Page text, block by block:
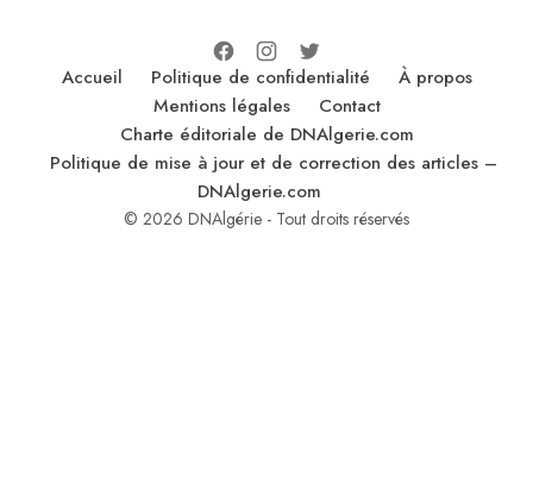
Accueil Politique de confidentialité
À propos
Mentions légales
Contact
Charte éditoriale de DNAlgerie.com
Politique de mise à jour et de correction des articles –
DNAlgerie.com
© 2026 DNAlgérie - Tout droits réservés